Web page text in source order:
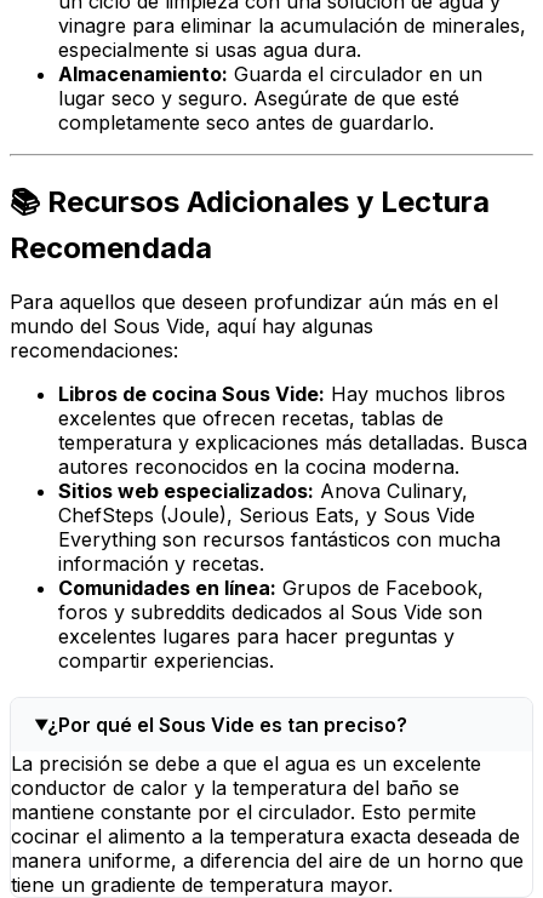
vinagre para eliminar la acumulación de minerales,
especialmente si usas agua dura.
Almacenamiento: Guarda el circulador en un
lugar seco y seguro. Asegúrate de que esté
completamente seco antes de guardarlo.
📚 Recursos Adicionales y Lectura
Recomendada
Para aquellos que deseen profundizar aún más en el
mundo del Sous Vide, aquí hay algunas
recomendaciones:
Libros de cocina Sous Vide: Hay muchos libros
excelentes que ofrecen recetas, tablas de
temperatura y explicaciones más detalladas. Busca
autores reconocidos en la cocina moderna.
Sitios web especializados: Anova Culinary,
ChefSteps (Joule), Serious Eats, y Sous Vide
Everything son recursos fantásticos con mucha
información y recetas.
Comunidades en línea: Grupos de Facebook,
foros y subreddits dedicados al Sous Vide son
excelentes lugares para hacer preguntas y
compartir experiencias.
¿Por qué el Sous Vide es tan preciso?
La precisión se debe a que el agua es un excelente
conductor de calor y la temperatura del baño se
mantiene constante por el circulador. Esto permite
cocinar el alimento a la temperatura exacta deseada de
manera uniforme, a diferencia del aire de un horno que
tiene un gradiente de temperatura mayor.